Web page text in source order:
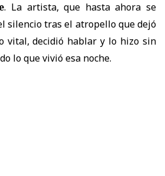
. La artista, que hasta ahora se
silencio tras el atropello que dejó
vital, decidió hablar y lo hizo sin
lo que vivió esa noche.